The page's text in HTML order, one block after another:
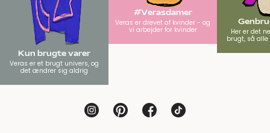
Kun brugte varer
Veras er et brugt univers, og
det ændrer sig aldrig
#Verasdamer
Veras er drevet af kvinder - og
vi arbejder for kvinder
Her er det
brugt, så